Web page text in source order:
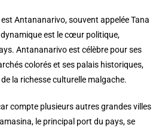
Antananarivo, souvent appelée Tana
est le cœur politique,
Antananarivo est célèbre pour ses
colorés et ses palais historiques,
la richesse culturelle malgache.
compte plusieurs autres grandes villes
le principal port du pays, se